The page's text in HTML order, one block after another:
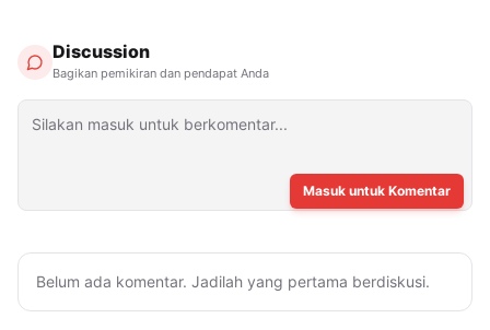
Discussion
Bagikan pemikiran dan pendapat Anda
Masuk untuk Komentar
Belum ada komentar. Jadilah yang pertama berdiskusi.